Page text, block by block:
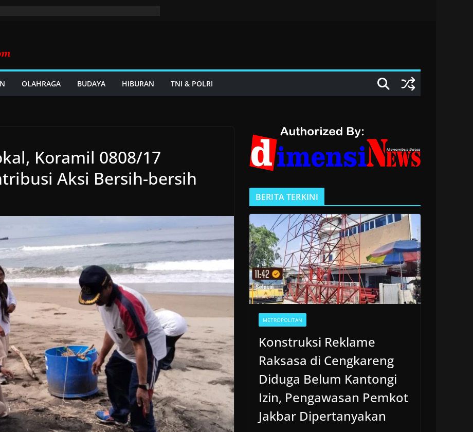
OLAHRAGA BUDAYA HIBURAN TNI & POLRI
Koramil 0808/17
Aksi Bersih-bersih
BERITA TERKINI
METROPOLITAN
Konstruksi Reklame
Raksasa di Cengkareng
Diduga Belum Kantongi
Izin, Pengawasan Pemkot
Jakbar Dipertanyakan